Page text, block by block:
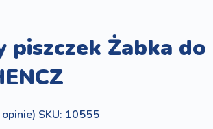
piszczek Żabka do
SKU: 10555